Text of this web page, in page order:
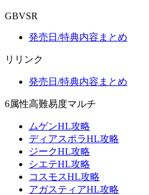
GBVSR
発売日/特典内容まとめ
リリンク
発売日/特典内容まとめ
6属性高難易度マルチ
ムゲンHL攻略
ディアスポラHL攻略
ジークHL攻略
シエテHL攻略
コスモスHL攻略
アガスティアHL攻略